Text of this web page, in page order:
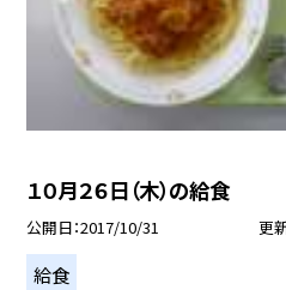
１０月２６日（木）の給食
公開日 2017/10/31 更
給食